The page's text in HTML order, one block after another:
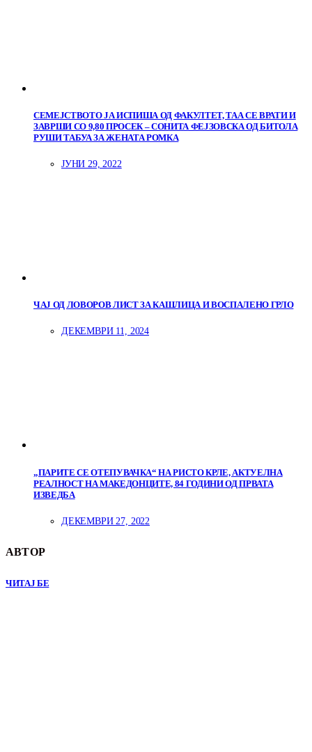
СЕМЕЈСТВОТО ЈА ИСПИША ОД ФАКУЛТЕТ, ТАА СЕ ВРАТИ И
ЗАВРШИ СО 9,80 ПРОСЕК – СОНИТА ФЕЈЗОВСКА ОД БИТОЛА
РУШИ ТАБУА ЗА ЖЕНАТА РОМКА
ЈУНИ 29, 2022
ЧАЈ ОД ЛОВОРОВ ЛИСТ ЗА КАШЛИЦА И ВОСПАЛЕНО ГРЛО
ДЕКЕМВРИ 11, 2024
„ПАРИТЕ СЕ ОТЕПУВАЧКА“ НА РИСТО КРЛЕ, АКТУЕЛНА
РЕАЛНОСТ НА МАКЕДОНЦИТЕ, 84 ГОДИНИ ОД ПРВАТА
ИЗВЕДБА
ДЕКЕМВРИ 27, 2022
АВТОР
ЧИТАЈ БЕ